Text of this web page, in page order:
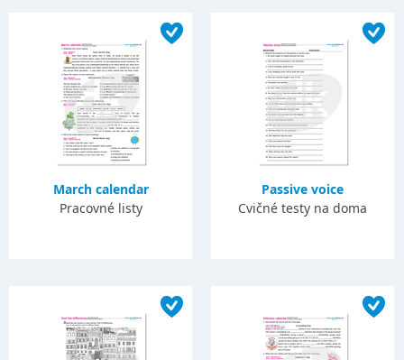
March calendar
Pracovné listy
Passive voice
Cvičné testy na doma